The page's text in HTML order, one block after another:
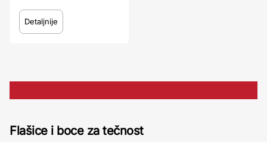
Detaljnije
Flašice i boce za tečnost